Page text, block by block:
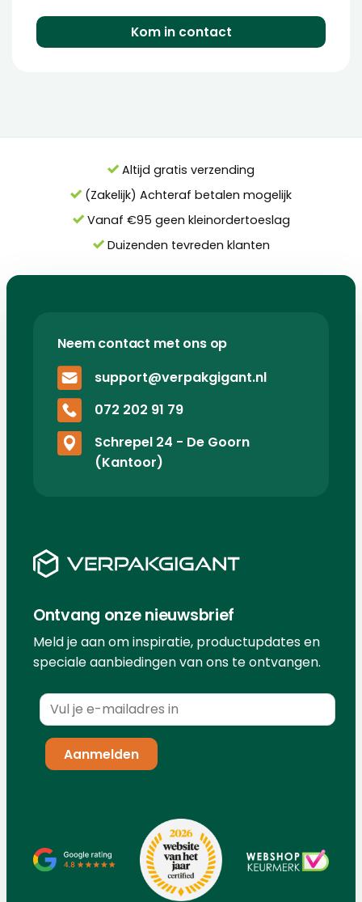
Kom in contact
Altijd gratis verzending
(Zakelijk) Achteraf betalen mogelijk
Vanaf €95 geen kleinordertoeslag
Duizenden tevreden klanten
Neem contact met ons op
support@verpakgigant.nl
072 202 91 79
Schrepel 24 - De Goorn
(Kantoor)
Ontvang onze nieuwsbrief
Meld je aan om inspiratie, productupdates en
speciale aanbiedingen van ons te ontvangen.